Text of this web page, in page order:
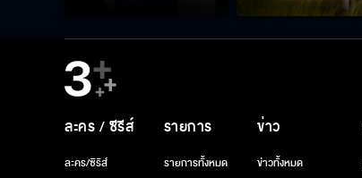
ละคร / ซีรีส์
ละคร/ซีรีส์
รายการ
รายการทั้งหมด
ข่าว
ข่าวทั้งหมด